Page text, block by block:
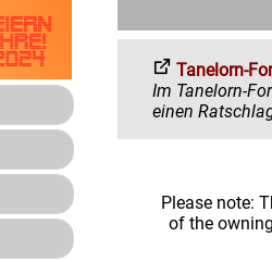
Tanelorn-
Im Tanelorn-Forum
Please note:
of the